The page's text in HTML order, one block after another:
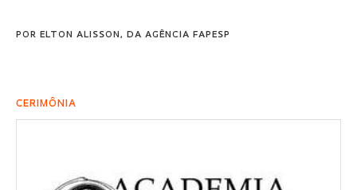
POR ELTON ALISSON, DA AGÊNCIA FAPESP
CERIMÔNIA